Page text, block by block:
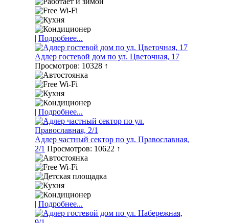
| Подробнее...
Адлер гостевой дом по ул. Цветочная, 17
Просмотров: 10328 ↑
| Подробнее...
Адлер частный сектор по ул. Православная,
2/1 Просмотров: 10622 ↑
| Подробнее...